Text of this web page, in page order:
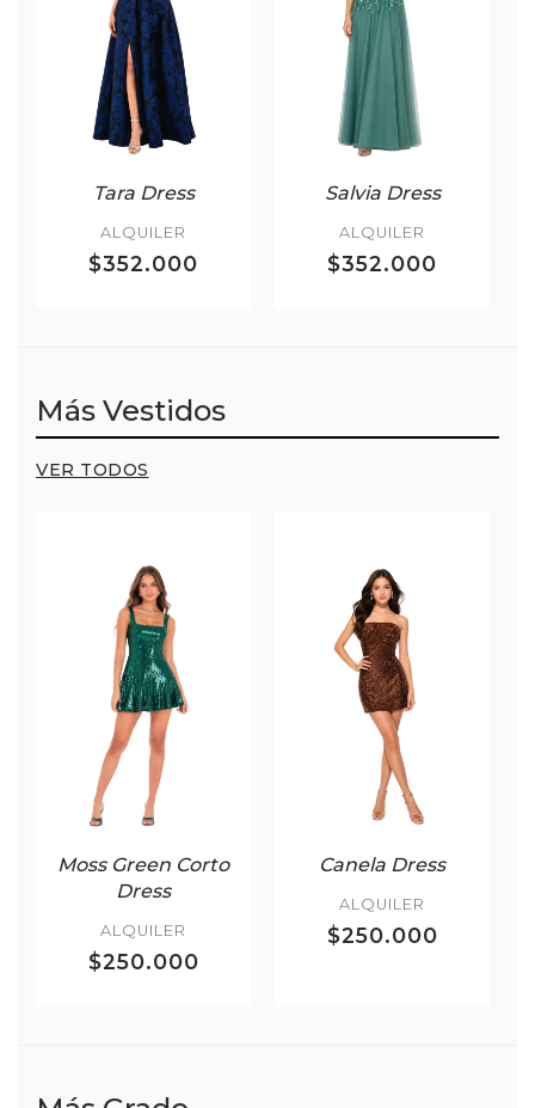
Tara Dress
ALQUILER
$352.000
Salvia Dress
ALQUILER
$352.000
Más Vestidos
VER TODOS
Moss Green Corto
Dress
ALQUILER
$250.000
Canela Dress
ALQUILER
$250.000